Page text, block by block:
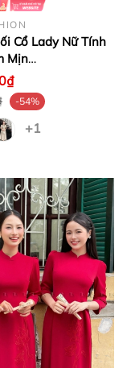
Cổ Lady Nữ Tính
Mịn
( Ko kèm
-54%
+1